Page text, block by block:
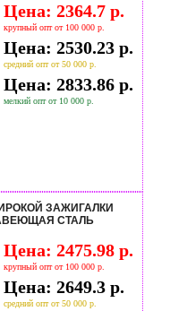
Цена: 2364.7 р.
крупный опт от 100 000 р.
Цена: 2530.23 р.
средний опт от 50 000 р.
Цена: 2833.86 р.
мелкий опт от 10 000 р.
ЗАЖИГАЛКИ
СТАЛЬ
Цена: 2475.98 р.
крупный опт от 100 000 р.
Цена: 2649.3 р.
средний опт от 50 000 р.